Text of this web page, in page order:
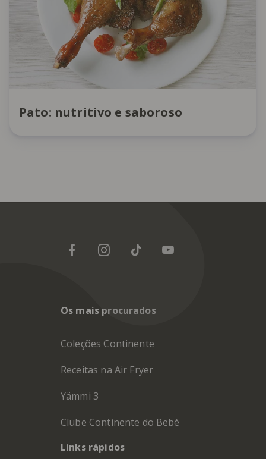
Pato: nutritivo e saboroso
Os mais procurados
Coleções Continente
Receitas na Air Fryer
Yämmi 3
Clube Continente do Bebé
Links rápidos